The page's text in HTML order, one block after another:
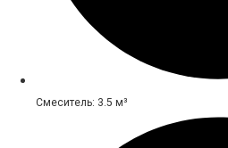
Смеситель: 3.5 м³